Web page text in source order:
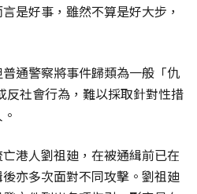
是好事，雖然不算是好大步，
通警察將事件歸類為一般「仇
社會行為，難以採取針對性措
港人劉祖廸，在被通緝前已在
亦多次面對不同攻擊。劉祖廸